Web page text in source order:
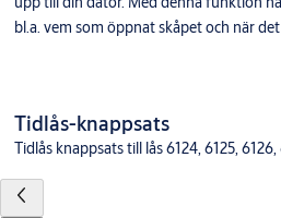
bl.a. vem som öppnat skåpet och när
Tidlås-knappsats
Tidlås knappsats till lås 6124, 6125,